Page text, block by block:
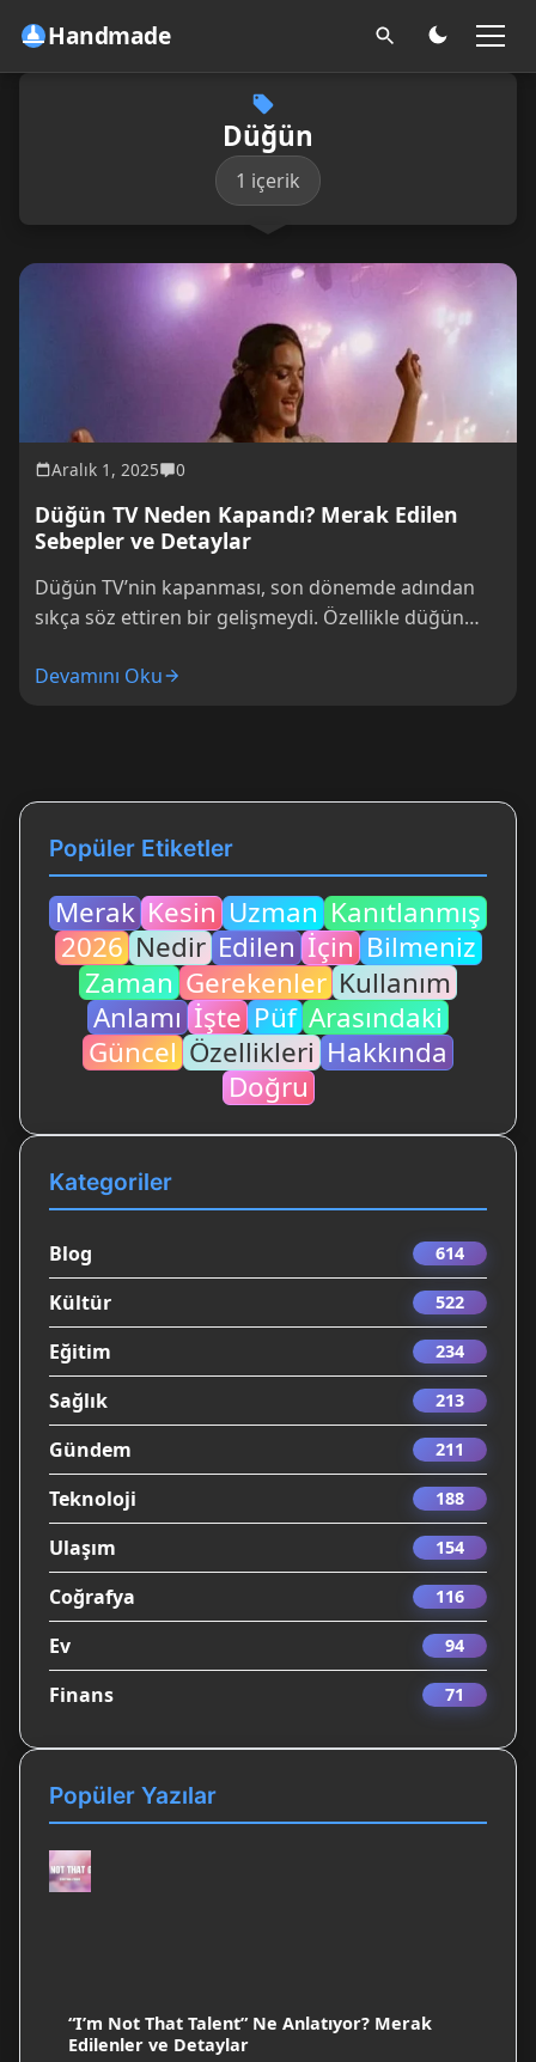
Handmade
Düğün
1 içerik
Aralık 1, 2025 0
Düğün TV Neden Kapandı? Merak Edilen
Sebepler ve Detaylar
Düğün TV’nin kapanması, son dönemde adından
sıkça söz ettiren bir gelişmeydi. Özellikle düğün
için...
Devamını Oku
Popüler Etiketler
Merak Kesin Uzman Kanıtlanmış
2026 Nedir Edilen İçin Bilmeniz
Zaman Gerekenler Kullanım
Anlamı İşte Püf Arasındaki
Güncel Özellikleri Hakkında
Doğru
Kategoriler
Blog 614
Kültür 522
Eğitim 234
Sağlık 213
Gündem 211
Teknoloji 188
Ulaşım 154
Coğrafya 116
Ev 94
Finans 71
Popüler Yazılar
“I’m Not That Talent” Ne Anlatıyor? Merak
Edilenler ve Detaylar